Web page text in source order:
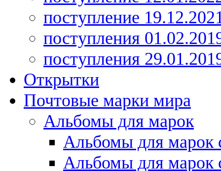
поступление
поступления
поступления
Открытки
Почтовые марки мира
Альбомы для марок
Альбомы для марок
Альбомы для марок